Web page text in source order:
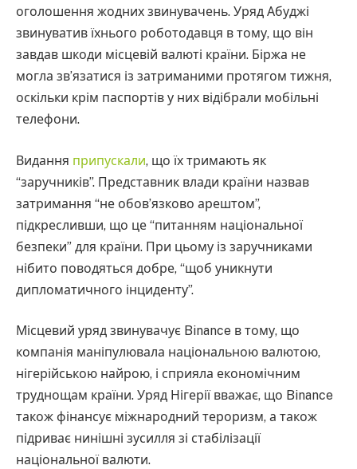
оголошення жодних звинувачень. Уряд Абуджі
звинуватив їхнього роботодавця в тому, що він
завдав шкоди місцевій валюті країни. Біржа не
могла зв’язатися із затриманими протягом тижня,
оскільки крім паспортів у них відібрали мобільні
телефони.
Видання припускали, що їх тримають як
“заручників”. Представник влади країни назвав
затримання “не обов’язково арештом”,
підкресливши, що це “питанням національної
безпеки” для країни. При цьому із заручниками
нібито поводяться добре, “щоб уникнути
дипломатичного інциденту”.
Місцевий уряд звинувачує Binance в тому, що
компанія маніпулювала національною валютою,
нігерійською найрою, і сприяла економічним
труднощам країни. Уряд Нігерії вважає, що Binance
також фінансує міжнародний тероризм, а також
підриває нинішні зусилля зі стабілізації
національної валюти.